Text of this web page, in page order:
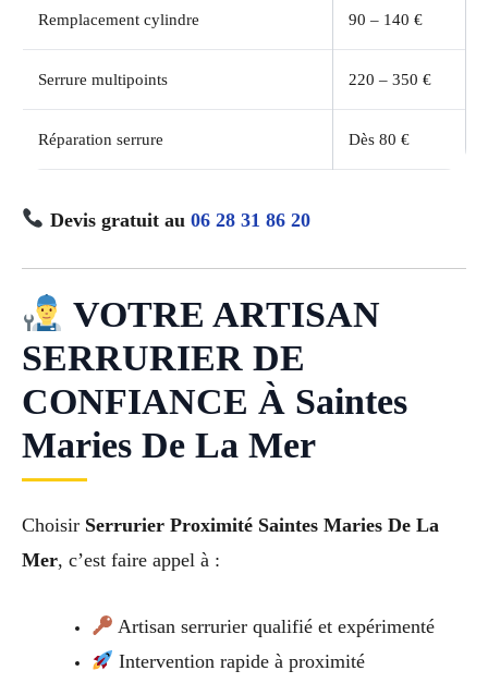
Remplacement cylindre 90 – 140 €
Serrure multipoints 220 – 350 €
Réparation serrure Dès 80 €
Devis gratuit au 06 28 31 86 20
VOTRE ARTISAN
SERRURIER DE
CONFIANCE À Saintes
Maries De La Mer
Choisir Serrurier Proximité Saintes Maries De La
Mer, c’est faire appel à :
Artisan serrurier qualifié et expérimenté
Intervention rapide à proximité